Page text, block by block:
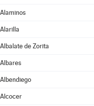
Alaminos
Alarilla
Albalate de Zorita
Albares
Albendiego
Alcocer